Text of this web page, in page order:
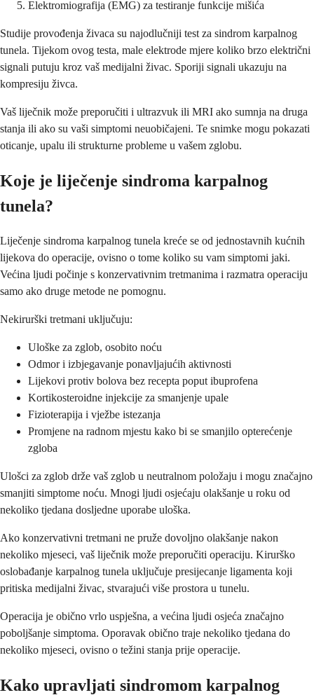
Elektromiografija (EMG) za testiranje funkcije mišića
Studije provođenja živaca su najodlučniji test za sindrom karpalnog
tunela. Tijekom ovog testa, male elektrode mjere koliko brzo električni
signali putuju kroz vaš medijalni živac. Sporiji signali ukazuju na
kompresiju živca.
Vaš liječnik može preporučiti i ultrazvuk ili MRI ako sumnja na druga
stanja ili ako su vaši simptomi neuobičajeni. Te snimke mogu pokazati
oticanje, upalu ili strukturne probleme u vašem zglobu.
Koje je liječenje sindroma karpalnog
tunela?
Liječenje sindroma karpalnog tunela kreće se od jednostavnih kućnih
lijekova do operacije, ovisno o tome koliko su vam simptomi jaki.
Većina ljudi počinje s konzervativnim tretmanima i razmatra operaciju
samo ako druge metode ne pomognu.
Nekirurški tretmani uključuju:
Uloške za zglob, osobito noću
Odmor i izbjegavanje ponavljajućih aktivnosti
Lijekovi protiv bolova bez recepta poput ibuprofena
Kortikosteroidne injekcije za smanjenje upale
Fizioterapija i vježbe istezanja
Promjene na radnom mjestu kako bi se smanjilo opterećenje
zgloba
Ulošci za zglob drže vaš zglob u neutralnom položaju i mogu značajno
smanjiti simptome noću. Mnogi ljudi osjećaju olakšanje u roku od
nekoliko tjedana dosljedne uporabe uloška.
Ako konzervativni tretmani ne pruže dovoljno olakšanje nakon
nekoliko mjeseci, vaš liječnik može preporučiti operaciju. Kirurško
oslobađanje karpalnog tunela uključuje presijecanje ligamenta koji
pritiska medijalni živac, stvarajući više prostora u tunelu.
Operacija je obično vrlo uspješna, a većina ljudi osjeća značajno
poboljšanje simptoma. Oporavak obično traje nekoliko tjedana do
nekoliko mjeseci, ovisno o težini stanja prije operacije.
Kako upravljati sindromom karpalnog